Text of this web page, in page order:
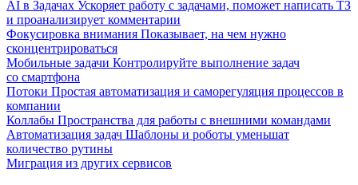
AI в Задачах Ускоряет работу с задачами, поможет написать ТЗ
и проанализирует комментарии
Фокусировка внимания Показывает, на чем нужно
сконцентрироваться
Мобильные задачи Контролируйте выполнение задач
со смартфона
Потоки Простая автоматизация и саморегуляция процессов в
компании
Коллабы Пространства для работы с внешними командами
Автоматизация задач Шаблоны и роботы уменьшат
количество рутины
Миграция из других сервисов